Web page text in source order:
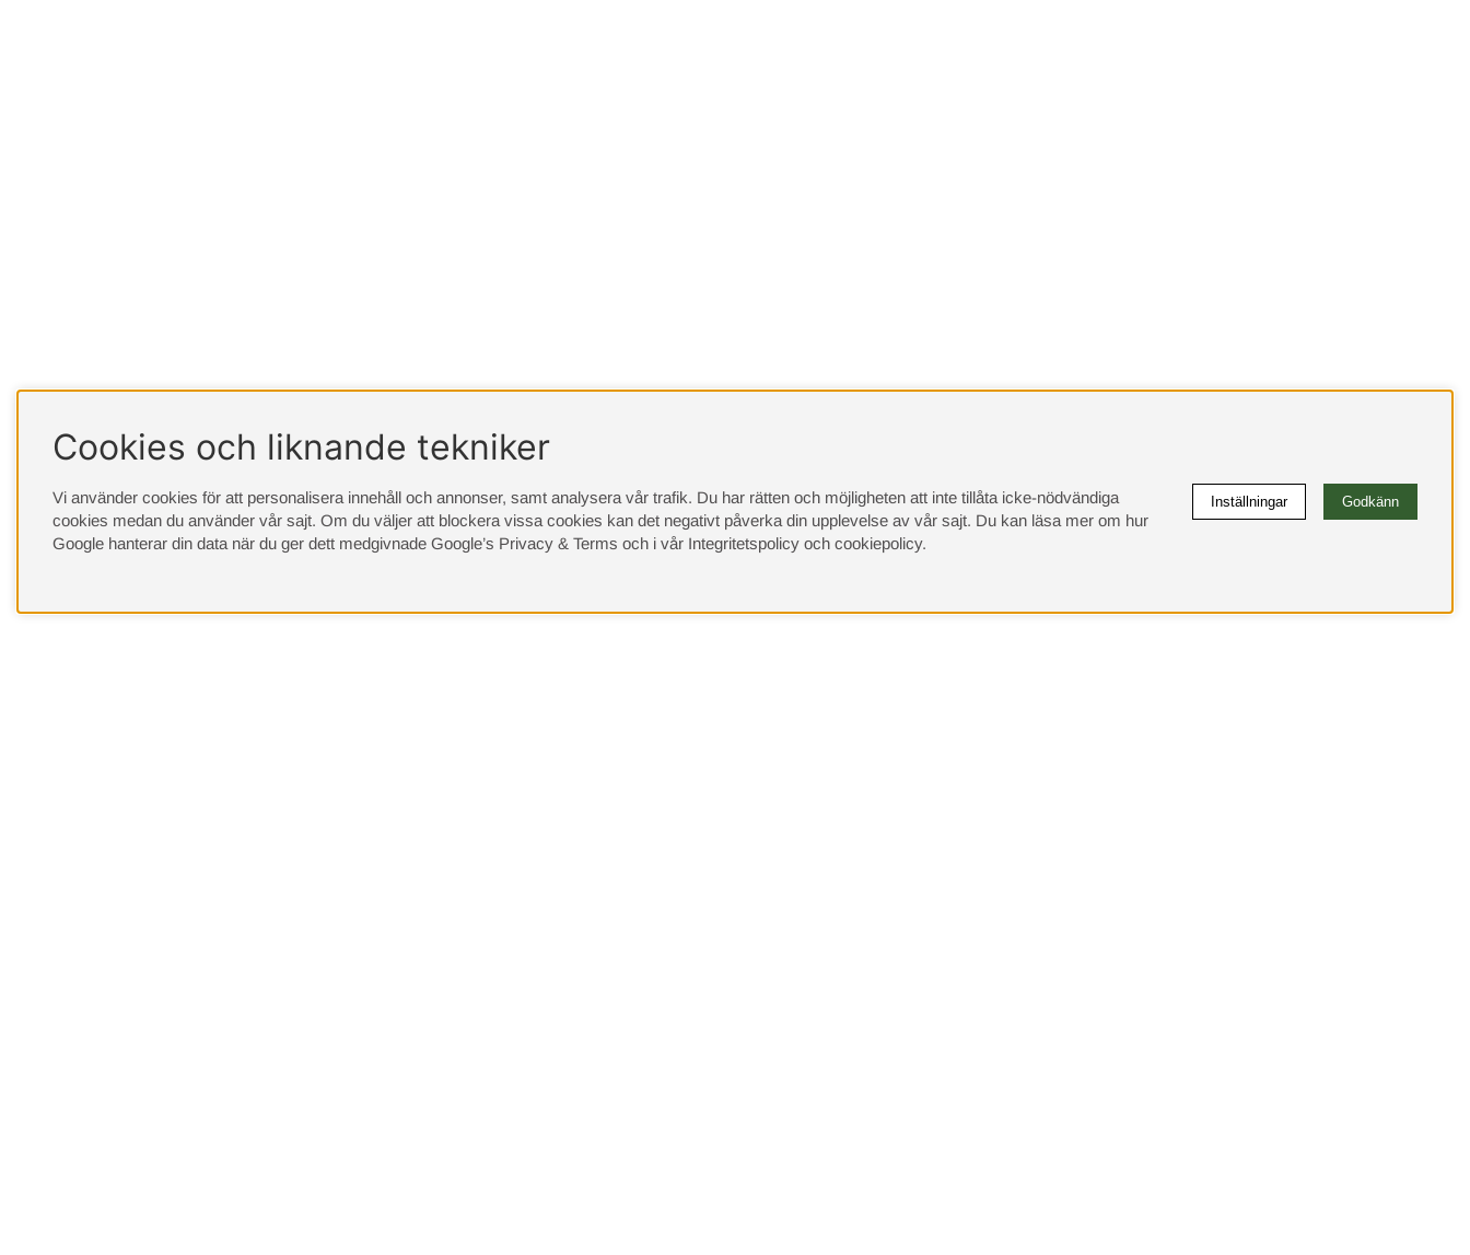
Cookies och liknande tekniker
Vi använder cookies för att personalisera innehåll och annonser, samt analysera vår trafik. Du har rätten och möjligheten att inte tillåta icke-nödvändiga
cookies medan du använder vår sajt. Om du väljer att blockera vissa cookies kan det negativt påverka din upplevelse av vår sajt. Du kan läsa mer om hur
Google hanterar din data när du ger dett medgivnade Google’s Privacy & Terms och i vår Integritetspolicy och cookiepolicy.
Inställningar Godkänn